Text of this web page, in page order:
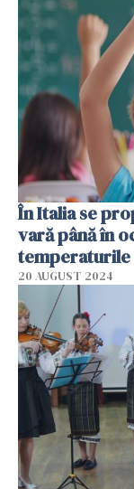
În Italia se
vară până în
20 AUGUST 2024